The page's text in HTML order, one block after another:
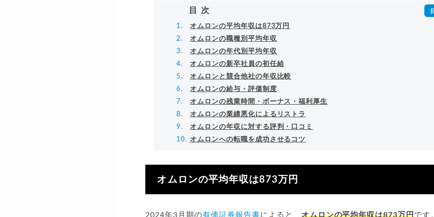
目次
オムロンの平均年収は873万円
オムロンの職種別平均年収
オムロンの年代別平均年収
オムロンの新卒社員の初任給
オムロンと競合他社の年収比較
オムロンの給与・評価制度
オムロンの残業時間・ボーナス・福利厚生
オムロンの業績悪化によるリストラ
オムロンの年収に対する評判・口コミ
オムロンへの転職を成功させるコツ
オムロンの平均年収は873万円
2024年3月期の有価証券報告書によると、 オムロンの平均年収は873万円です